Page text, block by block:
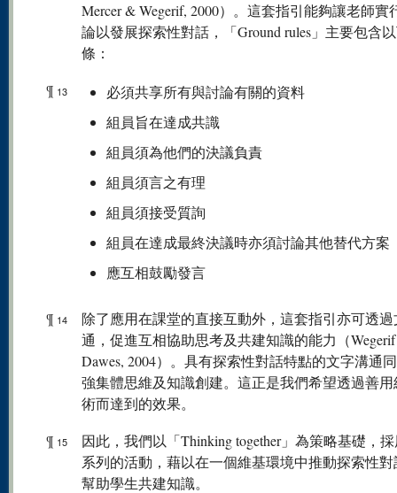
Mercer & Wegerif, 2000）。這套指引能夠讓老師實
論以發展探索性對話，「Ground rules」主要包含
條：
¶ 13
必須共享所有與討論有關的資料
組員旨在達成共識
組員須為他們的決議負責
組員須言之有理
組員須接受質詢
組員在達成最終決議時亦須討論其他替代方案
應互相鼓勵發言
¶ 14
除了應用在課堂的直接互動外，這套指引亦可透
通，促進互相協助思考及共建知識的能力（
Dawes, 2004）。具有探索性對話特點的文字溝通
強集體思維及知識創建。這正是我們希望透過善
術而達到的效果。
¶ 15
因此，我們以「Thinking together」為策略基礎，
系列的活動，藉以在一個維基環境中推動探索性
幫助學生共建知識。